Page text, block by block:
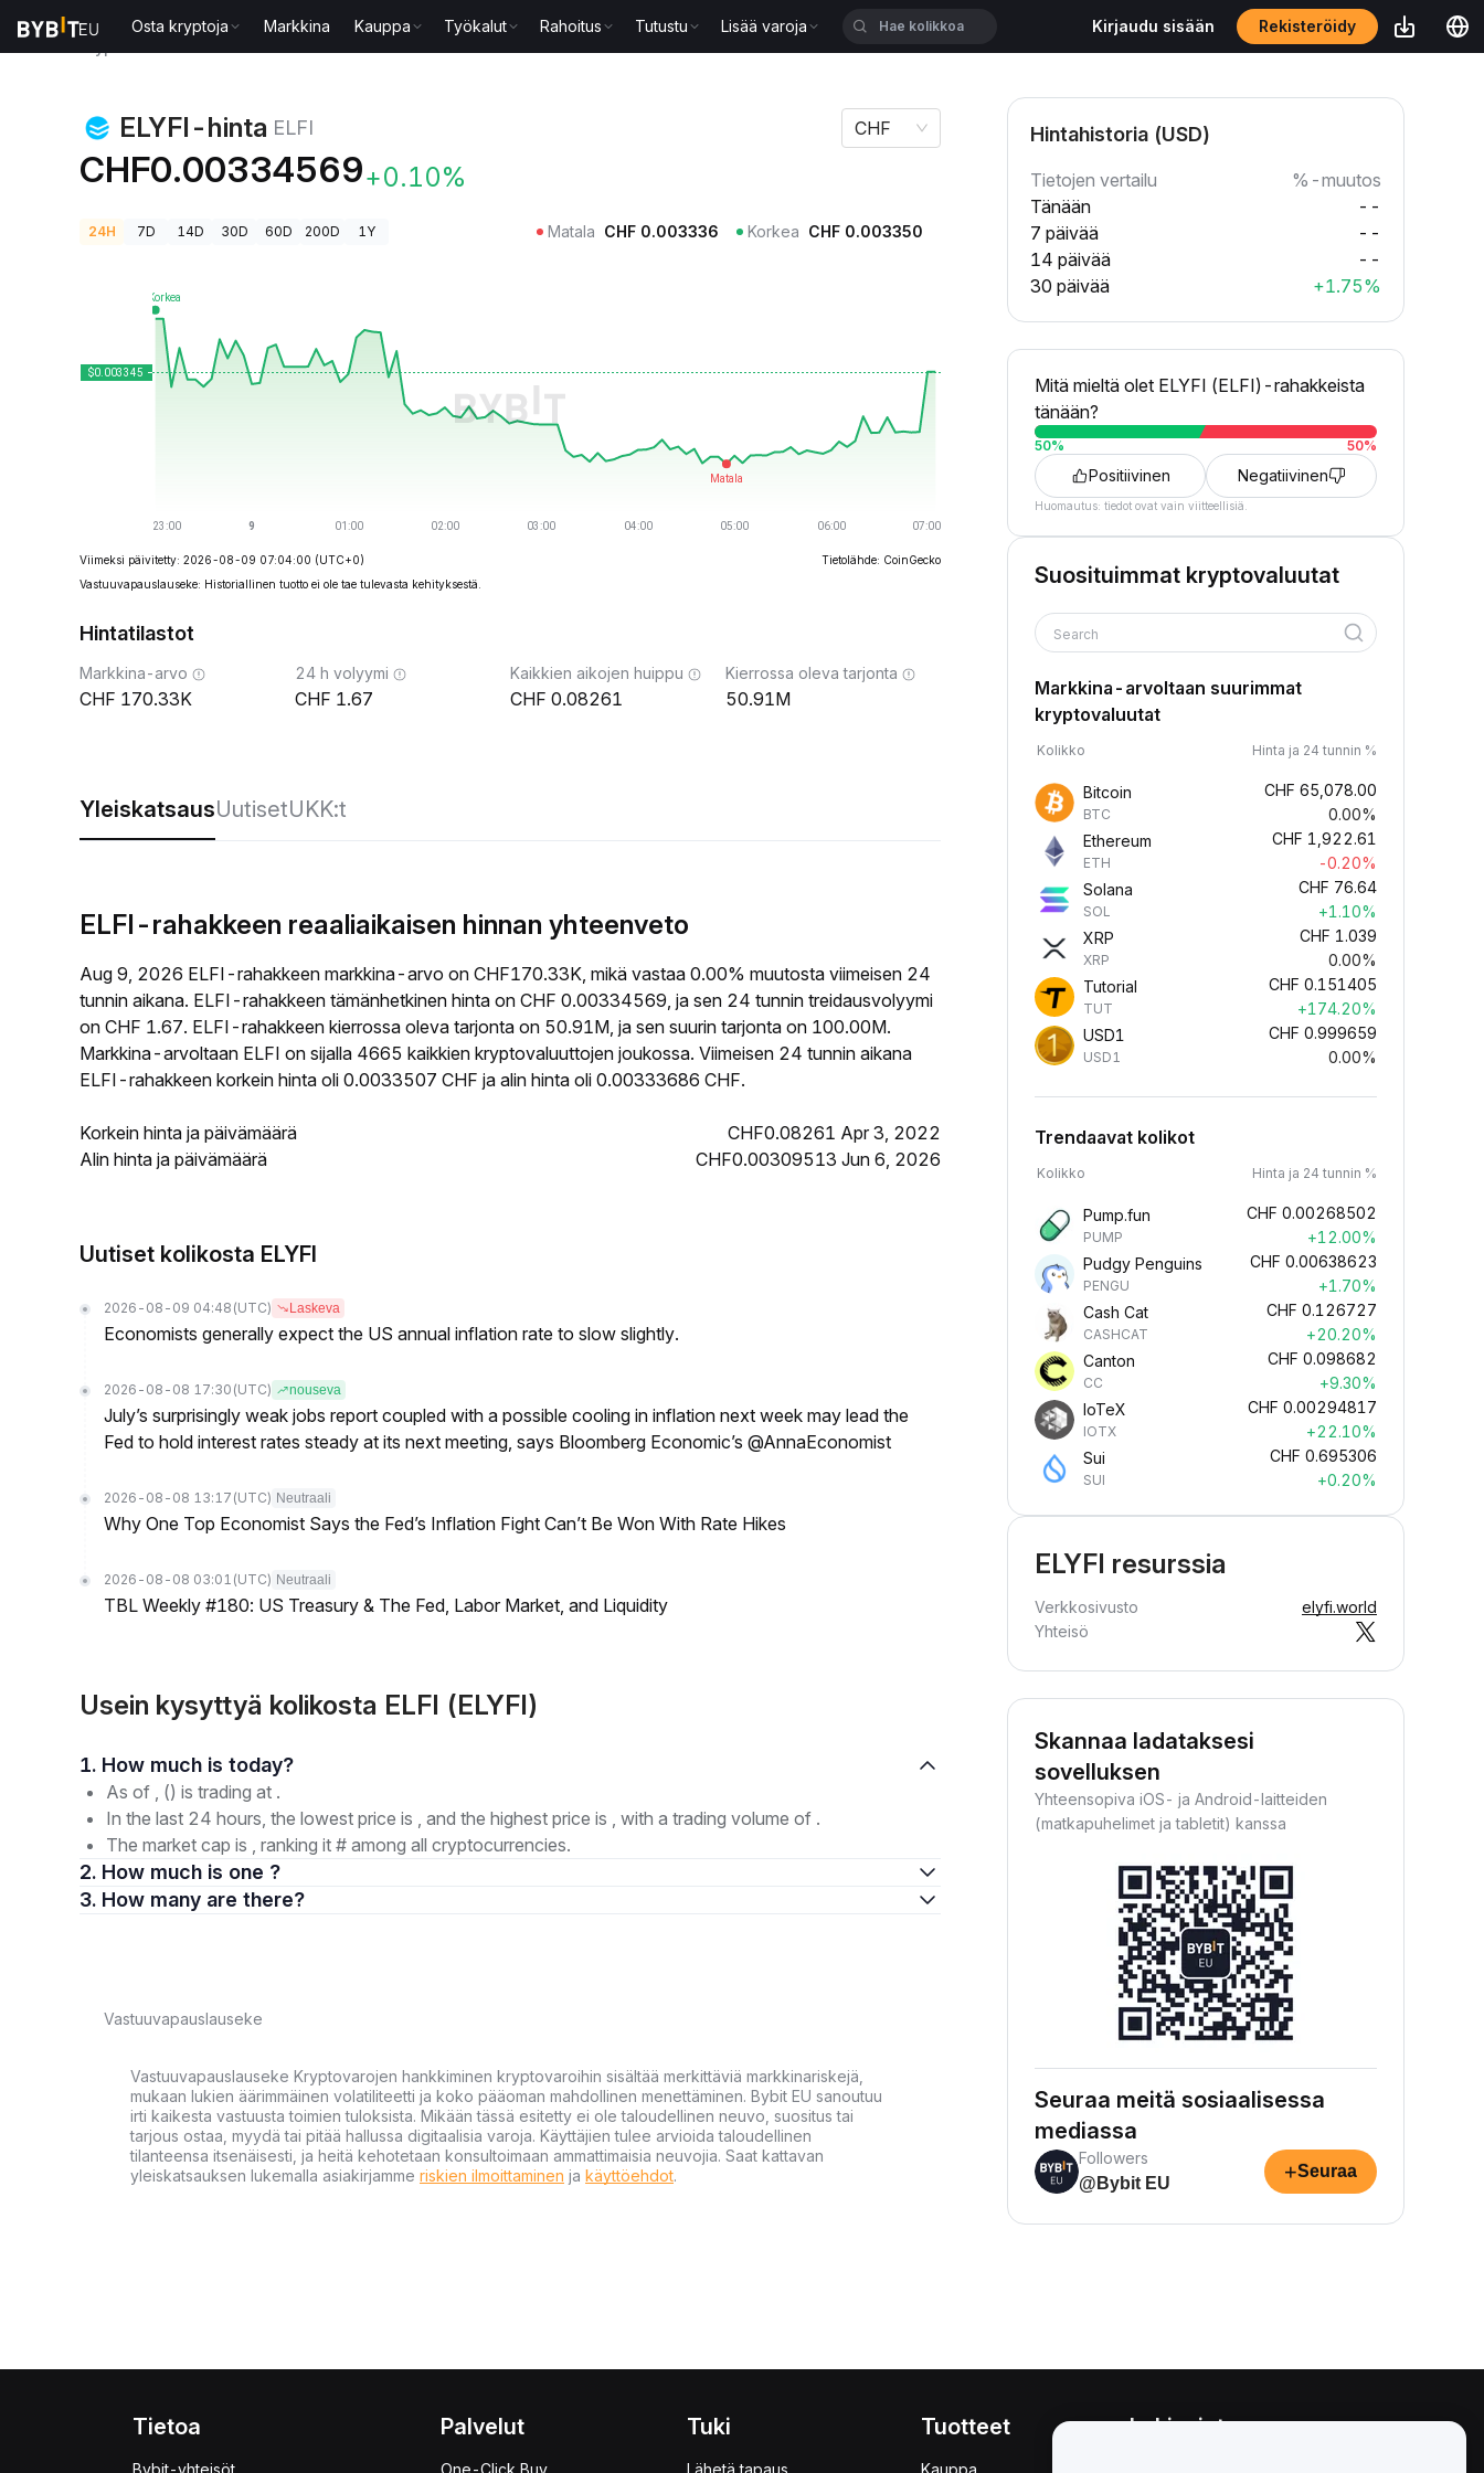
Osta kryptoja Markkina Kauppa Työkalut Rahoitus Tutustu Lisää varoja Kirjaudu sisään Rekisteröidy
ELYFI-hinta ELFI
CHF0.00334569+0.10%
CHF
24H 7D 14D 30D 60D 200D 1Y Matala CHF 0.003336 Korkea CHF 0.003350
Viimeksi päivitetty: 2026-08-09 07:04:00 (UTC+0)
Tietolähde: CoinGecko
Vastuuvapauslauseke: Historiallinen tuotto ei ole tae tulevasta kehityksestä.
Hintatilastot
Markkina-arvo
170.33K
24 h volyymi
1.67
Kaikkien aikojen huippu
0.08261
Kierrossa oleva tarjonta
50.91M
YleiskatsausUutisetUKK:t
ELFI-rahakkeen reaaliaikaisen hinnan yhteenveto
Aug 9, 2026 ELFI-rahakkeen markkina-arvo on CHF170.33K, mikä vastaa 0.00% muutosta viimeisen 24
tunnin aikana. ELFI-rahakkeen tämänhetkinen hinta on CHF 0.00334569, ja sen 24 tunnin treidausvolyymi
on CHF 1.67. ELFI-rahakkeen kierrossa oleva tarjonta on 50.91M, ja sen suurin tarjonta on 100.00M.
Markkina-arvoltaan ELFI on sijalla 4665 kaikkien kryptovaluuttojen joukossa. Viimeisen 24 tunnin aikana
ELFI-rahakkeen korkein hinta oli 0.0033507 CHF ja alin hinta oli 0.00333686 CHF.
Korkein hinta ja päivämäärä
CHF0.08261 Apr 3, 2022
Alin hinta ja päivämäärä
CHF0.00309513 Jun 6, 2026
Uutiset kolikosta ELYFI
2026-08-09 04:48 (UTC) Laskeva
Economists generally expect the US annual inflation rate to slow slightly.
2026-08-08 17:30 (UTC) nouseva
July’s surprisingly weak jobs report coupled with a possible cooling in inflation next week may lead the
Fed to hold interest rates steady at its next meeting, says Bloomberg Economic’s @AnnaEconomist
2026-08-08 13:17 (UTC) Neutraali
Why One Top Economist Says the Fed’s Inflation Fight Can’t Be Won With Rate Hikes
2026-08-08 03:01 (UTC) Neutraali
TBL Weekly #180: US Treasury & The Fed, Labor Market, and Liquidity
Usein kysyttyä kolikosta ELFI (ELYFI)
1. How much is today?
As of , () is trading at .
In the last 24 hours, the lowest price is , and the highest price is , with a trading volume of .
The market cap is , ranking it # among all cryptocurrencies.
2. How much is one ?
3. How many are there?
Vastuuvapauslauseke
Vastuuvapauslauseke Kryptovarojen hankkiminen kryptovaroihin sisältää merkittäviä markkinariskejä,
mukaan lukien äärimmäinen volatiliteetti ja koko pääoman mahdollinen menettäminen. Bybit EU sanoutuu
irti kaikesta vastuusta toimien tuloksista. Mikään tässä esitetty ei ole taloudellinen neuvo, suositus tai
tarjous ostaa, myydä tai pitää hallussa digitaalisia varoja. Käyttäjien tulee arvioida taloudellinen
tilanteensa itsenäisesti, ja heitä kehotetaan konsultoimaan ammattimaisia neuvojia. Saat kattavan
yleiskatsauksen lukemalla asiakirjamme riskien ilmoittaminen ja käyttöehdot.
Hintahistoria (USD)
Tietojen vertailu
%-muutos
Tänään
--
7 päivää
--
14 päivää
--
30 päivää
+1.75%
Mitä mieltä olet ELYFI (ELFI)-rahakkeista
tänään?
50% 50%
Positiivinen Negatiivinen
Huomautus: tiedot ovat vain viitteellisiä.
Suosituimmat kryptovaluutat
Search
Markkina-arvoltaan suurimmat
kryptovaluutat
Kolikko Hinta ja 24 tunnin %
Bitcoin
BTC
CHF 65,078.00
0.00%
Ethereum
ETH
CHF 1,922.61
-0.20%
Solana
SOL
CHF 76.64
+1.10%
XRP
XRP
CHF 1.039
0.00%
Tutorial
TUT
CHF 0.151405
+174.20%
USD1
USD1
CHF 0.999659
0.00%
Trendaavat kolikot
Kolikko Hinta ja 24 tunnin %
Pump.fun
PUMP
CHF 0.00268502
+12.00%
Pudgy Penguins
PENGU
CHF 0.00638623
+1.70%
Cash Cat
CASHCAT
CHF 0.126727
+20.20%
Canton
CC
CHF 0.098682
+9.30%
IoTeX
IOTX
CHF 0.00294817
+22.10%
Sui
SUI
CHF 0.695306
+0.20%
ELYFI resurssia
Verkkosivusto
elyfi.world
Yhteisö
Skannaa ladataksesi
sovelluksen
Yhteensopiva iOS- ja Android-laitteiden
(matkapuhelimet ja tabletit) kanssa
Seuraa meitä sosiaalisessa
mediassa
Followers
@Bybit EU
+Seuraa
Tietoa
Bybit-yhteisöt
Palvelut
One-Click Buy
Tuki
Lähetä tapaus
Tuotteet
Kauppa
Lakiasiat